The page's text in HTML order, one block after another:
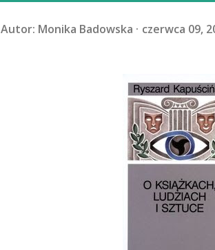
Autor: Monika Badowska czerwca 09,